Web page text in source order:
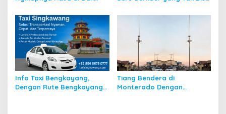
Info Taxi Bengkayang,
Dengan Rute Bengkayang
Tiang Bendera di
Monterado Dengan